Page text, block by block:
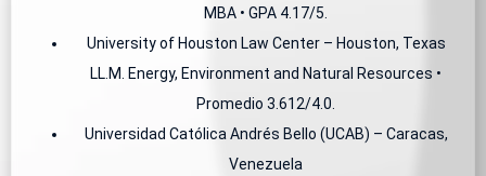
MBA • GPA 4.17/5.
University of Houston Law Center – Houston, Texas
LL.M. Energy, Environment and Natural Resources •
Promedio 3.612/4.0.
Universidad Católica Andrés Bello (UCAB) – Caracas,
Venezuela